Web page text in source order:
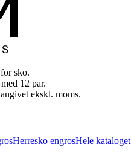
sko.
12 par.
ekskl. moms.
Herresko engrosHele kataloget